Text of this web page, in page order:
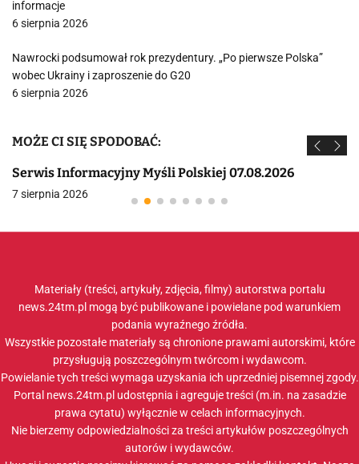
informacje
6 sierpnia 2026
Nawrocki podsumował rok prezydentury. „Po pierwsze Polska”
wobec Ukrainy i zaproszenie do G20
6 sierpnia 2026
MOŻE CI SIĘ SPODOBAĆ:
Serwis Informacyjny Myśli Polskiej 07.08.2026
7 sierpnia 2026
Materiały (treści, artykuły, zdjęcia, filmy) autorstwa portalu
news.24tm.pl mogą być publikowane i powielane pod warunkiem
podania wyraźnego źródła.
Wszystkie pozostałe materiały są chronione prawami autorskimi, które
przysługują poszczególnym twórcom i wydawcom.
Powielanie tych treści wymaga uzyskania ich uprzedniej pisemnej zgody.
Portal news.24tm.pl udostępnia i agreguje treści (m.in. na zasadzie
prawa cytatu) wyłącznie w celach informacyjnych.
Nie bierzemy odpowiedzialności za treści artykułów poszczególnych
autorów i wydawców.